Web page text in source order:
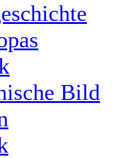
Bild